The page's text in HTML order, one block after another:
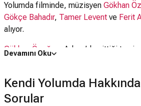
Yolumda filminde, müzisyen Gökhan
Gökçe Bahadır, Tamer Levent ve Ferit
alıyor.
Gökhan Özoğuz
, Adana’da gittiği
babasının yanında çalışan genç
benimki gibi bir aileye, benim
Devamını Oku
Kendi Yolumda
Sorular